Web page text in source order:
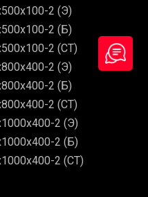
2 (Э)
2 (Б)
2 (СТ)
2 (Э)
2 (Б)
2 (СТ)
2 (Э)
2 (Б)
2 (СТ)